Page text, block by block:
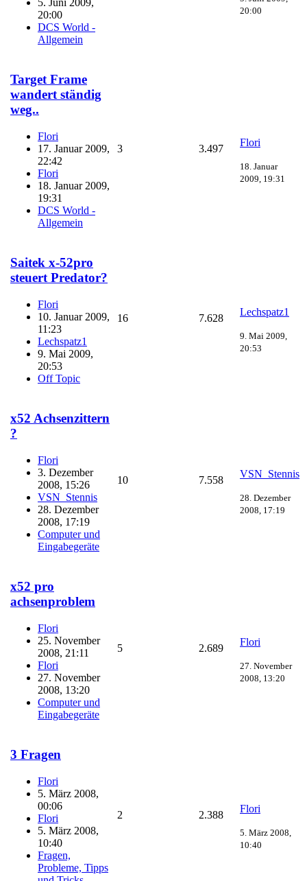
20:00
DCS World -
Allgemein
20:00
Target Frame
wandert ständig
weg..
Flori
17. Januar 2009,
22:42
Flori
18. Januar 2009,
19:31
DCS World -
Allgemein
3 3.497
Flori
18. Januar
2009, 19:31
Saitek x-52pro
steuert Predator?
Flori
10. Januar 2009,
11:23
Lechspatz1
9. Mai 2009,
20:53
Off Topic
16 7.628
Lechspatz1
9. Mai 2009,
20:53
x52 Achsenzittern
?
Flori
3. Dezember
2008, 15:26
VSN_Stennis
28. Dezember
2008, 17:19
Computer und
Eingabegeräte
10 7.558
VSN_Stennis
28. Dezember
2008, 17:19
x52 pro
achsenproblem
Flori
25. November
2008, 21:11
Flori
27. November
2008, 13:20
Computer und
Eingabegeräte
5 2.689
Flori
27. November
2008, 13:20
3 Fragen
Flori
5. März 2008,
00:06
Flori
5. März 2008,
10:40
Fragen,
Probleme, Tipps
2 2.388
Flori
5. März 2008,
10:40